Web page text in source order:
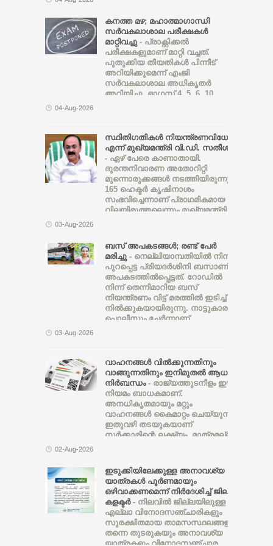
മണിക്കൂറിനുള്ളിൽ ഇതിന്റെ ഫലം
അറിയിക്കും, എന്ന
കനത്ത മഴ; മഹാത്മാഗാന്ധി
സര്‍വകലാശാല പരീക്ഷകള്‍
മാറ്റിവച്ചു - പ്രാക്റ്റിക്കല്‍
പരീക്ഷകളുമാണ് മാറ്റി വച്ചത്.
പുതുക്കിയ തീയതികള്‍ പിന്നീട്
അറിയിക്കുമെന്ന് എംജി
സര്‍വകലാശാല അധികൃതര്‍
അറിയിച്ചു. ഓഗസ്റ്റ് 4, 5, 6, 10
പ്രതികൂല കാലാവസ്ഥയെത്തുടര്‍ന്ന്
04-Aug-2026
സ്ഥിതിഗതികൾ നിയന്ത്രണവിധേയം
എന്ന് മുഖ്യമന്ത്രി വി.ഡി. സതീശൻ
- ഏഴ് പേരെ കാണാതായി.
ദുരന്തനിവാരണ അതോറിറ്റി
മുന്നൊരുക്കങ്ങൾ നടത്തിയിരുന്നു.
165 ഹെക്ട‌ർ കൃഷിനാശം
സംഭവിച്ചെന്നാണ് പ്രാഥമികമായ
വിലയിരുത്തലെന്നും മുഖ്യമന്ത്രി
316 ക്യാമ്പുകളിലായി 11,018
പേരാണ് ഇപ്പോഴുള്ളത്.
ഹെലികോപ്റ്റർ അടക്കമുള്ള
സംവിധാനങ്ങൾ സജ്ജമാണ്.
പത്തനംതിട്ട ജില്ലയിലെ
സാഹചര്യം നേരിടാൻ
03-Aug-2026
ബസ് അപകടങ്ങൾ; രണ്ട് പേർ
മരിച്ചു - നെല്ലിയാമ്പതിയില്‍ നിന്നും
പുറപ്പെട്ട പ്രിയദർശിനി ബസാണ്
അപകടത്തില്‍പ്പെട്ടത്. റോഡില്‍
നിന്ന് തെന്നിമാറിയ ബസ്
നിയന്ത്രണം വിട്ട് മരത്തില്‍ ഇടിച്ച്
നില്‍ക്കുകയായിരുന്നു. നാട്ടുകാരും
പൊലീസും ചേര്‍ന്നാണ്
03-Aug-2026
വാഹനങ്ങൾ വിൽക്കുന്നതിനും
വാങ്ങുന്നതിനും ഇനിമുതൽ ആധാർ
നിർബന്ധം- രാജ്യത്തുടനീളം ഈ
നിയമം ബാധകമാണ്.
അനധികൃതമായും മറ്റും
വാഹനങ്ങൾ കൈമാറ്റം ചെയ്യുന്നത്
ഇതുവഴി തടയുകയാണ്
സർക്കാരിന്റെ ലക്ഷ്യം. മാത്രമല്ല
02-Aug-2026
ഇടുക്കിയിലേക്കുള്ള അനാവശ്യ
യാത്രകൾ പൂർണമായും
ഒഴിവാക്കണമെന്ന് നിർദേശിച്ച് ജില്ലാ
കളക്ടർ- നിലവിൽ ജില്ലയിലുള്ള
എല്ലാ വിനോദസഞ്ചാരികളും
സുരക്ഷിതമായ താമസസ്ഥലങ്ങളിൽ
തന്നെ തുടരുകയും അനാവശ്യ
യാത്രകളും വിനോദസഞ്ചാര